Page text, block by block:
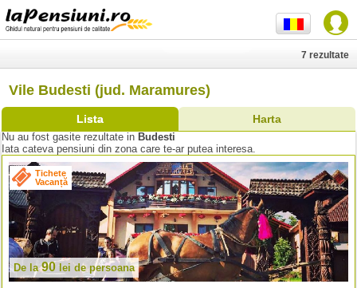
Vile Budesti (jud. Maramures)
Lista Harta
7 rezultate
Nu au fost gasite rezultate in Budesti
Iata cateva pensiuni din zona care te-ar putea interesa.
Tichete
Vacanță
De la90 lei de persoana